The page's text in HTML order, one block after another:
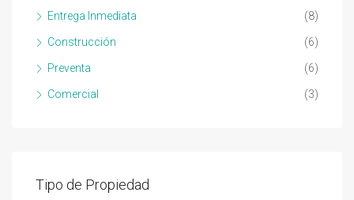
Entrega Inmediata (8)
Construcción (6)
Preventa (6)
Comercial (3)
Tipo de Propiedad